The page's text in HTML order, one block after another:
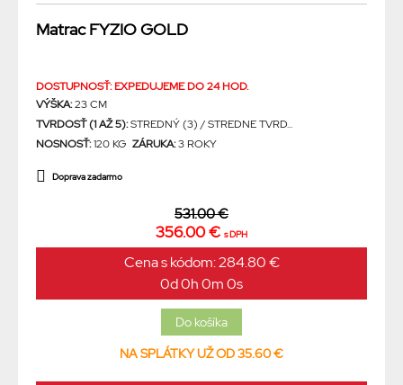
Matrac FYZIO GOLD
DOSTUPNOSŤ: EXPEDUJEME DO 24 HOD.
VÝŠKA:23 CM
TVRDOSŤ (1 AŽ 5):STREDNÝ (3) / STREDNE TVRD...
NOSNOSŤ:120 KG ZÁRUKA:3 ROKY
Doprava zadarmo
531.00 €
356.00 € s DPH
Cena s kódom: 284.80 €
0d 0h 0m 0s
NA SPLÁTKY UŽ OD 35.60 €